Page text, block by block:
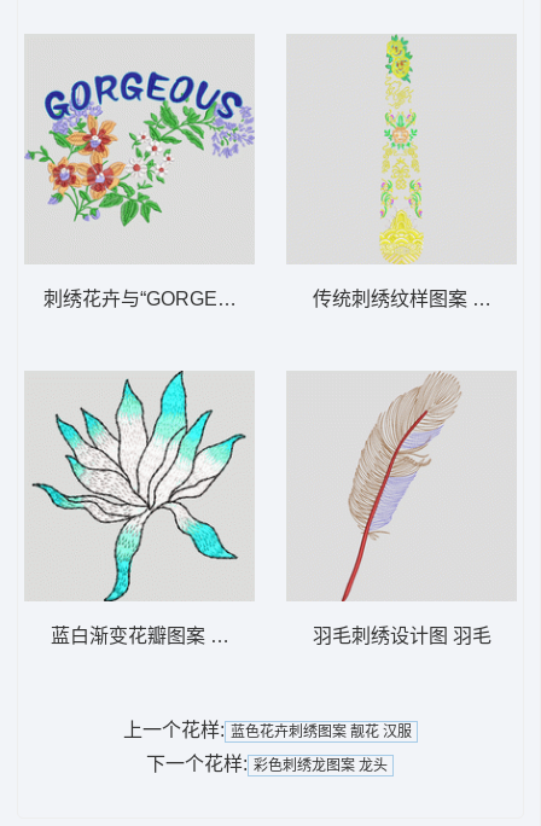
刺绣花卉与“GORGEOUS”字样 靓花
蓝白渐变花瓣图案 靓花 汉服
传统刺绣纹样图案 戏服 中
羽毛刺绣设计图 羽毛
上一个花样: 蓝色花卉刺绣图案 靓花 汉服
下一个花样: 彩色刺绣龙图案 龙头